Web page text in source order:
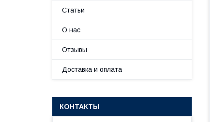
Статьи
О нас
Отзывы
Доставка и оплата
КОНТАКТЫ